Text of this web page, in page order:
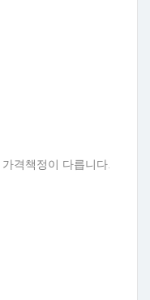
격책정이 다릅니다.